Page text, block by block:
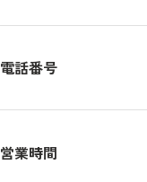
電話番号
営業時間